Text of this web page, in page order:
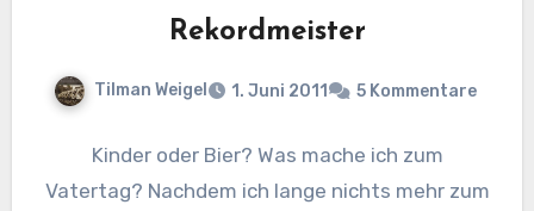
Rekordmeister
Tilman Weigel 1. Juni 2011 5 Kommentare
Kinder oder Bier? Was mache ich zum
Vatertag? Nachdem ich lange nichts mehr zum